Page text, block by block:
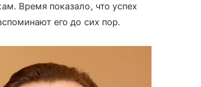
Время показало, что успех
его до сих пор.